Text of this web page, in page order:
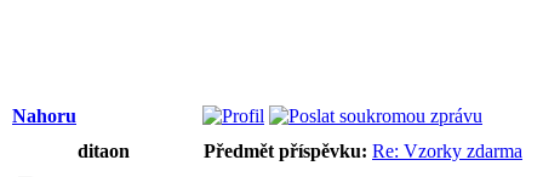
Nahoru
ditaon
Předmět příspěvku: Re: Vzorky zdarma